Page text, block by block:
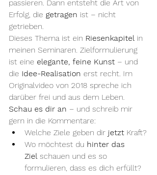
passieren. Dann entsteht die Art von
Erfolg, die getragen ist – nicht
getrieben.
Dieses Thema ist ein Riesenkapitel in
meinen Seminaren. Zielformulierung
ist eine elegante, feine Kunst – und
die Idee-Realisation erst recht. Im
Originalvideo von 2018 spreche ich
darüber frei und aus dem Leben.
Schau es dir an – und schreib mir
gern in die Kommentare:
Welche Ziele geben dir jetzt Kraft?
Wo möchtest du hinter das
Ziel schauen und es so
formulieren, dass es dich erfüllt?